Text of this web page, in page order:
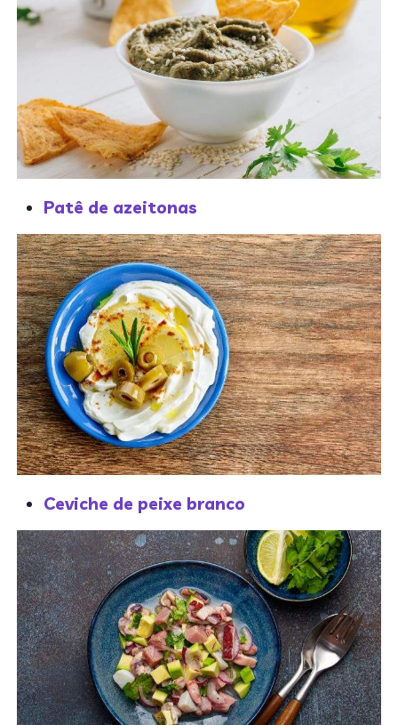
Patê de azeitonas
Ceviche de peixe branco